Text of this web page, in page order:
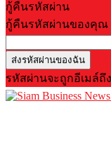
กู้คืนรหัสผ่าน
กู้คืนรหัสผ่านของคุณ
รหัสผ่านจะถูกอีเมล์